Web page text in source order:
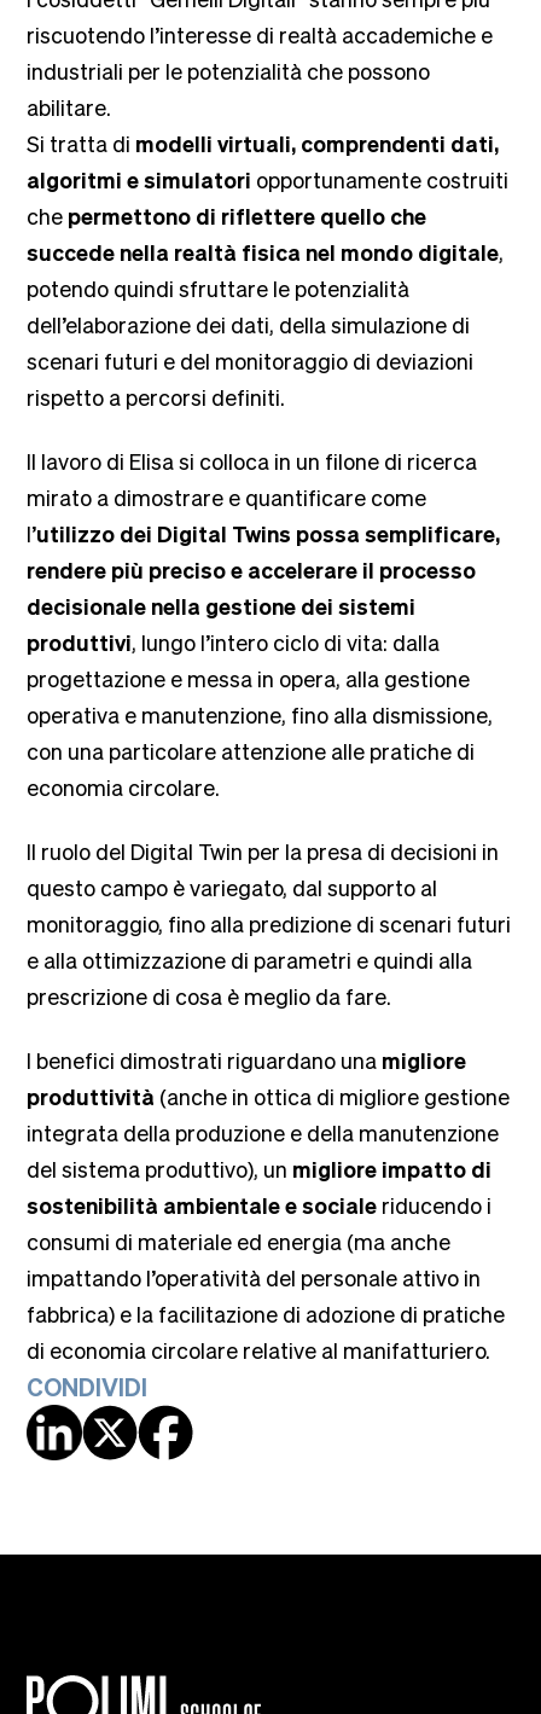
riscuotendo l’interesse di realtà accademiche e
industriali per le potenzialità che possono
abilitare.
Si tratta di modelli virtuali, comprendenti dati,
algoritmi e simulatori opportunamente costruiti
che permettono di riflettere quello che
succede nella realtà fisica nel mondo digitale,
potendo quindi sfruttare le potenzialità
dell’elaborazione dei dati, della simulazione di
scenari futuri e del monitoraggio di deviazioni
rispetto a percorsi definiti.
Il lavoro di Elisa si colloca in un filone di ricerca
mirato a dimostrare e quantificare come
l’utilizzo dei Digital Twins possa semplificare,
rendere più preciso e accelerare il processo
decisionale nella gestione dei sistemi
produttivi, lungo l’intero ciclo di vita: dalla
progettazione e messa in opera, alla gestione
operativa e manutenzione, fino alla dismissione,
con una particolare attenzione alle pratiche di
economia circolare.
Il ruolo del Digital Twin per la presa di decisioni in
questo campo è variegato, dal supporto al
monitoraggio, fino alla predizione di scenari futuri
e alla ottimizzazione di parametri e quindi alla
prescrizione di cosa è meglio da fare.
I benefici dimostrati riguardano una migliore
produttività (anche in ottica di migliore gestione
integrata della produzione e della manutenzione
del sistema produttivo), un migliore impatto di
sostenibilità ambientale e sociale riducendo i
consumi di materiale ed energia (ma anche
impattando l’operatività del personale attivo in
fabbrica) e la facilitazione di adozione di pratiche
di economia circolare relative al manifatturiero.
CONDIVIDI